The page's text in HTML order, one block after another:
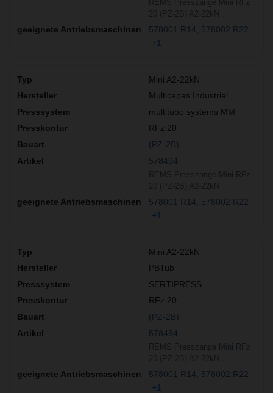
578001 R14
578002 R22
+1
Mini A2-22kN
Multicapas Industrial
multitubo systems MM
RFz 20
(PZ-2B)
578494
578001 R14
578002 R22
+1
Mini A2-22kN
PBTub
SERTIPRESS
RFz 20
(PZ-2B)
578494
578001 R14
578002 R22
+1